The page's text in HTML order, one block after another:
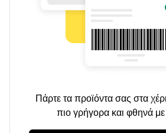
Πάρτε τα προϊόντα σας στα
πιο γρήγορα και φθηνά